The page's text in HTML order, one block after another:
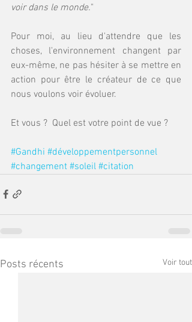
voir dans le monde."
Pour moi, au lieu d'attendre que les
choses, l'environnement changent par
eux-même, ne pas hésiter à se mettre en
action pour être le créateur de ce que
nous voulons voir évoluer.
Et vous ?  Quel est votre point de vue ?
#Gandhi #développementpersonnel
#changement #soleil #citation
Posts récents Voir tout